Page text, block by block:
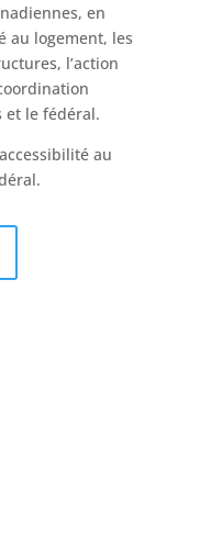
en
au logement, les
l’action
et le fédéral.
au